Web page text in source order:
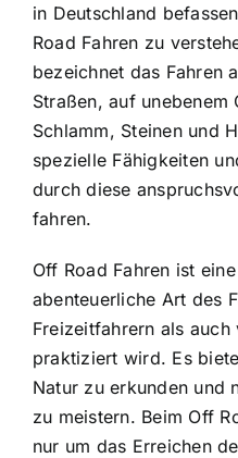
in Deutschland
Road Fahren zu
bezeichnet das Fahren
Straßen, auf unebenem
Schlamm, Steinen und
spezielle Fähigkeiten
durch diese
fahren.
Off Road Fahren ist
abenteuerliche Art des
Freizeitfahrern als
praktiziert wird. Es
Natur zu erkunden und
zu meistern. Beim Off
nur um das Erreichen